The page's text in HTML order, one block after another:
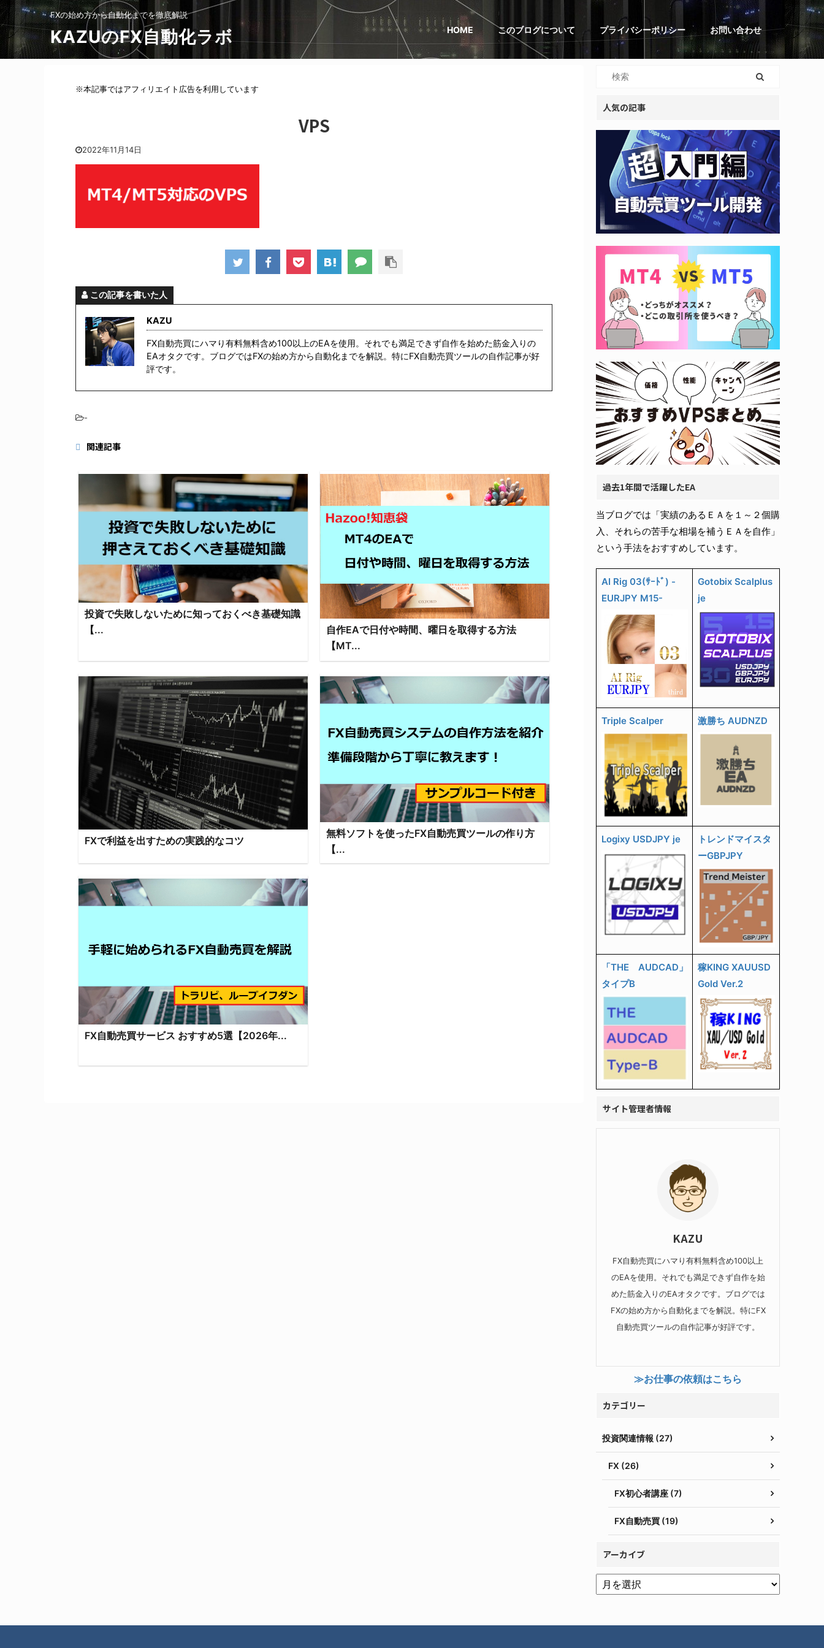
FXの始め方から自動化までを徹底解説
KAZUのFX自動化ラボ HOME このブログについて プライバシーポリシー お問い合わせ
※本記事ではアフィリエイト広告を利用しています
VPS
2022年11月14日
この記事を書いた人
KAZU
FX自動売買にハマり有料無料含め100以上のEAを使用。それでも満足できず自作を始めた筋金入りの
EAオタクです。ブログではFXの始め方から自動化までを解説。特にFX自動売買ツールの自作記事が好
評です。
-
関連記事
投資で失敗しないために知っておくべき基礎知識
【...
自作EAで日付や時間、曜日を取得する方法
【MT...
FXで利益を出すための実践的なコツ
無料ソフトを使ったFX自動売買ツールの作り方
【...
FX自動売買サービス おすすめ5選【2026年...
人気の記事
過去1年間で活躍したEA
当ブログでは「実績のあるＥＡを１～２個購
入、それらの苦手な相場を補うＥＡを自作」
という手法をおすすめしています。
AI Rig 03(ｻｰﾄﾞ) -
EURJPY M15-
Gotobix Scalplus
je
Triple Scalper 激勝ち AUDNZD
Logixy USDJPY je
トレンドマイスタ
ーGBPJPY
「THE AUDCAD」
タイプB
稼KING XAUUSD
Gold Ver.2
サイト管理者情報
KAZU
FX自動売買にハマり有料無料含め100以上
のEAを使用。それでも満足できず自作を始
めた筋金入りのEAオタクです。ブログでは
FXの始め方から自動化までを解説。特にFX
自動売買ツールの自作記事が好評です。
≫お仕事の依頼はこちら
カテゴリー
投資関連情報 (27)
FX (26)
FX初心者講座 (7)
FX自動売買 (19)
アーカイブ